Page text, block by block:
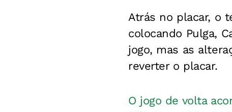
Atrás no placar, o
colocando Pulga,
jogo, mas as
reverter o placar.
O jogo de volta